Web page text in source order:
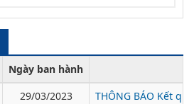
Ngày ban hành
29/03/2023
THÔNG BÁO Kết